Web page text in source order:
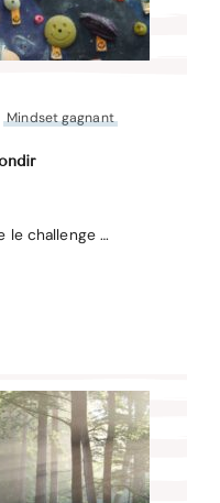
Mindset gagnant
le challenge …